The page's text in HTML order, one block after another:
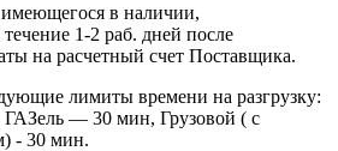
имеющегося в наличии,
течение 1-2 раб. дней после
на расчетный счет Поставщика.
лимиты времени на разгрузку:
— 30 мин, Грузовой ( с
- 30 мин.